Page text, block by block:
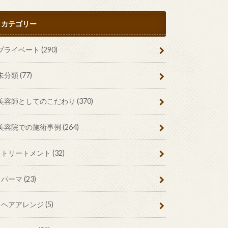
カテゴリー
ライベート(290)
分類(77)
容師としてのこだわり(370)
容院での施術事例(264)
トリートメント (32)
パーマ (23)
ヘアアレンジ (5)